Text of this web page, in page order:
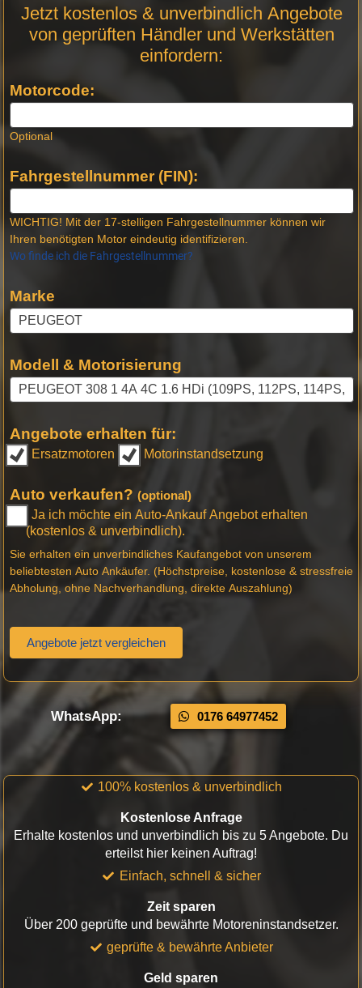
Anfrage
Stellen -
Jetzt kostenlos & unverbindlich Angebote
von geprüften Händler und Werkstätten
einfordern:
Motorcode:
Optional
Fahrgestellnummer (FIN):
WICHTIG! Mit der 17-stelligen Fahrgestellnummer können wir
Ihren benötigten Motor eindeutig identifizieren.
Wo finde ich die Fahrgestellnummer?
Marke
Modell & Motorisierung
Angebote erhalten für:
Ersatzmotoren Motorinstandsetzung
Auto verkaufen? (optional)
Ja ich möchte ein Auto-Ankauf Angebot erhalten
(kostenlos & unverbindlich).
Sie erhalten ein unverbindliches Kaufangebot von unserem
beliebtesten Auto Ankäufer. (Höchstpreise, kostenlose & stressfreie
Abholung, ohne Nachverhandlung, direkte Auszahlung)
Angebote jetzt vergleichen
WhatsApp: 0176 64977452
100% kostenlos & unverbindlich
Kostenlose Anfrage
Erhalte kostenlos und unverbindlich bis zu 5 Angebote. Du
erteilst hier keinen Auftrag!
Einfach, schnell & sicher
Zeit sparen
Über 200 geprüfte und bewährte Motoreninstandsetzer.
geprüfte & bewährte Anbieter
Geld sparen